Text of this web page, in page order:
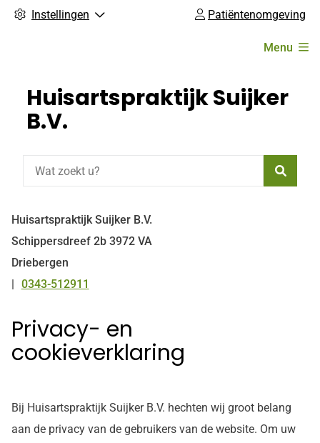
Instellingen Patiëntenomgeving
Menu
Huisartspraktijk Suijker
B.V.
Huisartspraktijk Suijker B.V.
Schippersdreef 2b 3972 VA
Driebergen
Tel:
0343-512911
Privacy- en
cookieverklaring
Bij Huisartspraktijk Suijker B.V. hechten wij groot belang
aan de privacy van de gebruikers van de website. Om uw